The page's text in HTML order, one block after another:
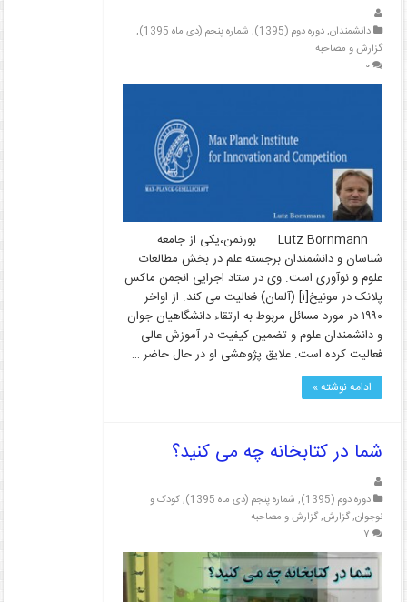
دانشمندان,دوره دوم (1395) , شماره پنجم (دی ماه 1395)
,
گزارش و مصاحبه
۰
Lutz Bornmann بورنمن،یکی از جامعه
شناسان و دانشمندان برجسته علم در بخش مطالعات
علوم و نوآوری است. وی در ستاد اجرایی انجمن ماکس
پلانک در مونیخ[۱] (آلمان) فعالیت می کند. از اواخر
۱۹۹۰ در مورد مسائل مربوط به ارتقاء دانشگاهیان جوان
و دانشمندان علوم و تضمین کیفیت در آموزش عالی
فعالیت کرده است. علایق پژوهشی او در حال حاضر …
ادامه نوشته »
شما در کتابخانه چه می کنید؟
دوره دوم (1395) , شماره پنجم (دی ماه 1395) ,کودک و
نوجوان,گزارش,گزارش و مصاحبه
۷